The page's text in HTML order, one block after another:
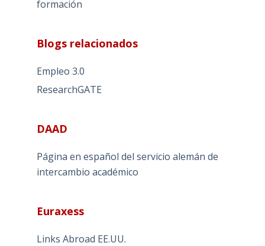
formación
Blogs relacionados
Empleo 3.0
ResearchGATE
DAAD
Página en español del servicio alemán de
intercambio académico
Euraxess
Links Abroad EE.UU.